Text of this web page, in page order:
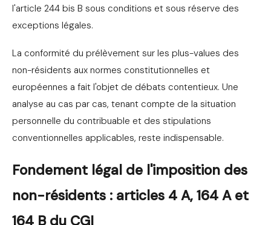
l'article 244 bis B sous conditions et sous réserve des
exceptions légales.
La conformité du prélèvement sur les plus-values des
non-résidents aux normes constitutionnelles et
européennes a fait l'objet de débats contentieux. Une
analyse au cas par cas, tenant compte de la situation
personnelle du contribuable et des stipulations
conventionnelles applicables, reste indispensable.
Fondement légal de l'imposition des
non-résidents : articles 4 A, 164 A et
164 B du CGI